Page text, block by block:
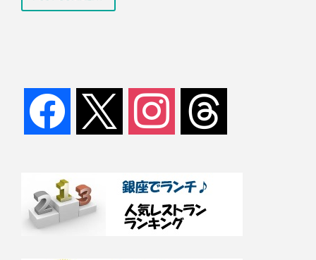
facebook instagram threads